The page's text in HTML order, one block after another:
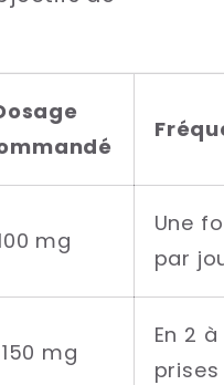
mg
Une
par
mg
En 2 à
prises